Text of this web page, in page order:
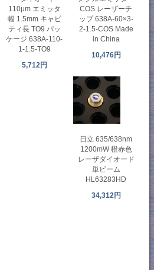
110μm エミッタ
幅 1.5mm キャビ
ティ長 TO9 パッ
ケージ 638A-110-
1-1.5-TO9
5,712円
COS レーザーチ
ップ 638A-60×3-
2-1.5-COS Made
in China
10,476円
日立 635/638nm
1200mW 橙赤色
レーザダイオード
単ビーム
HL63283HD
34,312円